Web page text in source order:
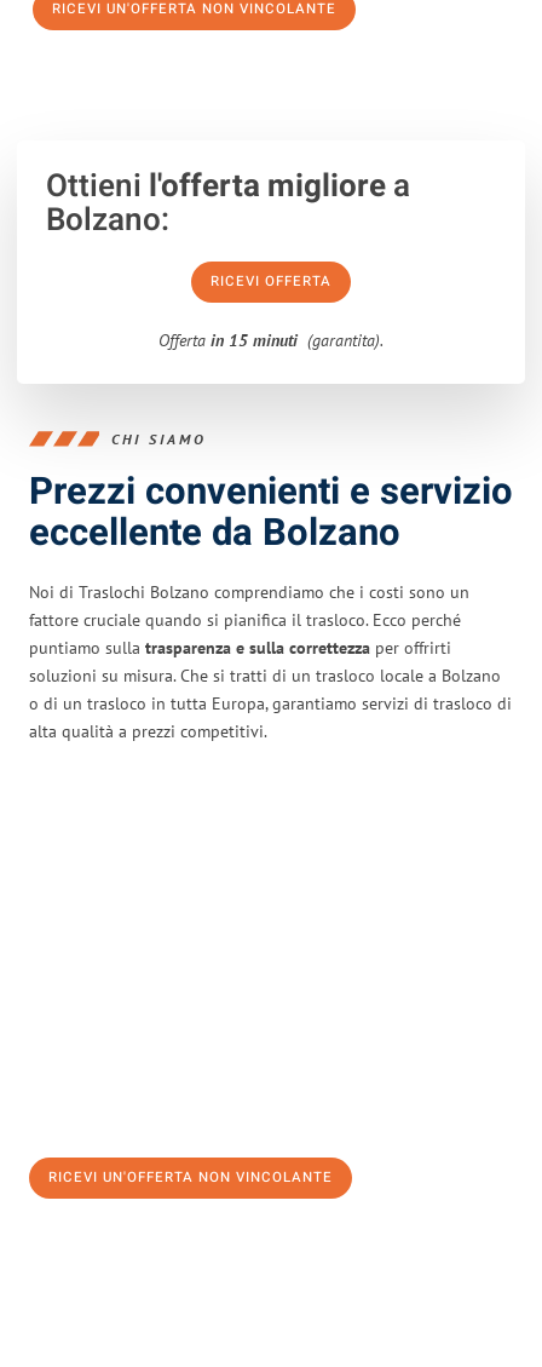
RICEVI UN'OFFERTA NON VINCOLANTE
Ottieni l'offerta migliorea
Bolzano:
RICEVI OFFERTA
Offerta in 15 minuti (garantita).
CHI SIAMO
Prezzi convenienti e servizio
eccellente da Bolzano
Noi di Traslochi Bolzano comprendiamo che i costi sono un
fattore cruciale quando si pianifica il trasloco. Ecco perché
puntiamo sulla trasparenza e sulla correttezza per offrirti
soluzioni su misura. Che si tratti di un trasloco locale a Bolzano
o di un trasloco in tutta Europa, garantiamo servizi di trasloco di
alta qualità a prezzi competitivi.
RICEVI UN'OFFERTA NON VINCOLANTE